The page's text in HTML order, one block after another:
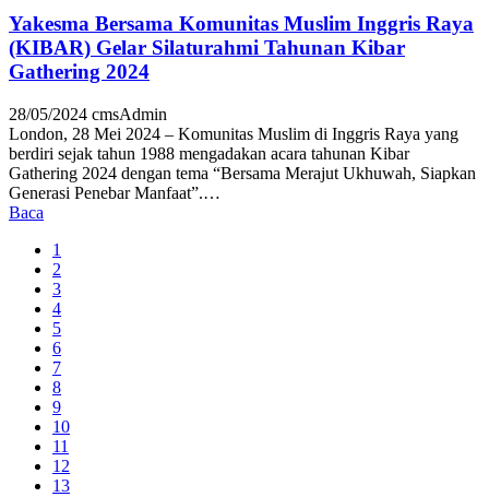
Yakesma Bersama Komunitas Muslim Inggris Raya
(KIBAR) Gelar Silaturahmi Tahunan Kibar
Gathering 2024
28/05/2024 cmsAdmin
London, 28 Mei 2024 – Komunitas Muslim di Inggris Raya yang
berdiri sejak tahun 1988 mengadakan acara tahunan Kibar
Gathering 2024 dengan tema “Bersama Merajut Ukhuwah, Siapkan
Generasi Penebar Manfaat”.…
Baca
1
2
3
4
5
6
7
8
9
10
11
12
13